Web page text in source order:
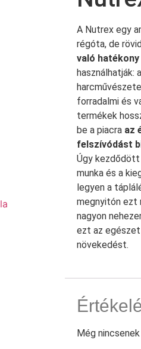
A Nutrex egy
régóta, de
való
használhatják:
forradalmi és
termékek
be a piacra az
felszívódást
Úgy kezdődött
munka és a
legyen a
megnyitón ezt
nagyon
ezt az
növekedést.
Még